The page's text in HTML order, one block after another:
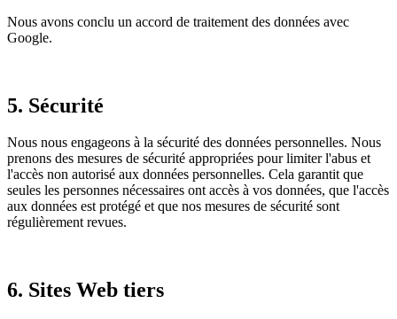
Nous avons conclu un accord de traitement des données avec
Google.
5. Sécurité
Nous nous engageons à la sécurité des données personnelles. Nous
prenons des mesures de sécurité appropriées pour limiter l'abus et
l'accès non autorisé aux données personnelles. Cela garantit que
seules les personnes nécessaires ont accès à vos données, que l'accès
aux données est protégé et que nos mesures de sécurité sont
régulièrement revues.
6. Sites Web tiers